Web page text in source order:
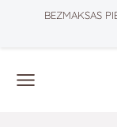
BEZMAKSAS